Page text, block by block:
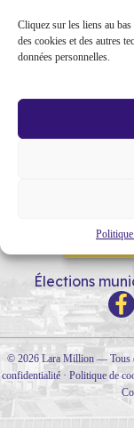
Cliquez sur les liens au
des cookies et des autres
données personnelles.
Élections
© 2026 Lara Million — Tous
confidentialité· Politique de